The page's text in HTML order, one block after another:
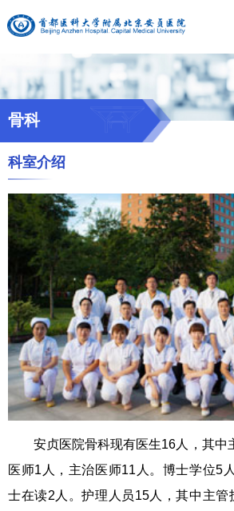
骨科
科室介绍
安贞医院骨科现有医生16人，其中
医师1人，主治医师11人。博士学位5
士在读2人。护理人员15人，其中主管